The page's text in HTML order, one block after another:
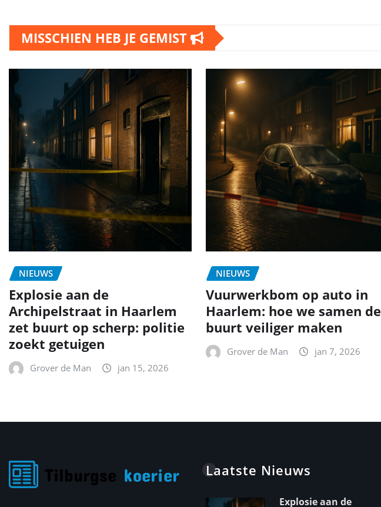
MISSCHIEN HEB JE GEMIST
NIEUWS
Explosie aan de
Archipelstraat in Haarlem
zet buurt op scherp: politie
zoekt getuigen
Grover de Man jan 15, 2026
NIEUWS
Vuurwerkbom op auto in
Haarlem: hoe we samen de
buurt veiliger maken
Grover de Man jan 7, 2026
Laatste Nieuws
Explosie aan de